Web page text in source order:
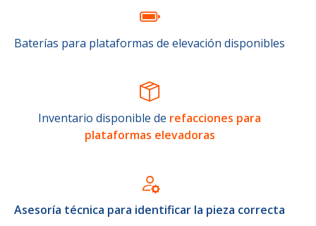
Baterías para plataformas de elevación disponibles
Inventario disponible de refacciones para
plataformas elevadoras
Asesoría técnica para identificar la pieza correcta